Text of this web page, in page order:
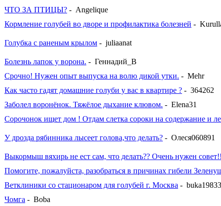
ЧТО ЗА ПТИЦЫ? - Angelique
Кормление голубей во дворе и профилактика болезней -
Голубка с раненым крылом - juliaanat
Болезнь лапок у ворона. - Геннадий_В
Срочно! Нужен опыт выпуска на волю дикой утки. - Mehr
Как часто гадят домашние голуби у вас в квартире ? - 364262
Заболел воронёнок. Тяжёлое дыхание клювом. - Elena31
Сорочонок ищет дом ! Отдам слетка сороки на содержание и
У дрозда рябинника лысеет голова,что делать? - Олеся060891
Выкормыш вяхирь не ест сам, что делать?? Очень нужен
Помогите, пожалуйста, разобраться в причинах гибели
Ветклиники со стационаром для голубей г. Москва -
Чомга - Boba